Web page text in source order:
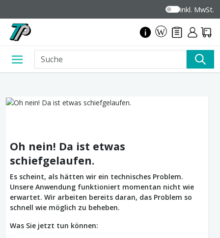
inkl. MwSt.
Oh nein! Da ist etwas
schiefgelaufen.
Es scheint, als hätten wir ein technisches Problem.
Unsere Anwendung funktioniert momentan nicht wie
erwartet. Wir arbeiten bereits daran, das Problem so
schnell wie möglich zu beheben.
Was Sie jetzt tun können: